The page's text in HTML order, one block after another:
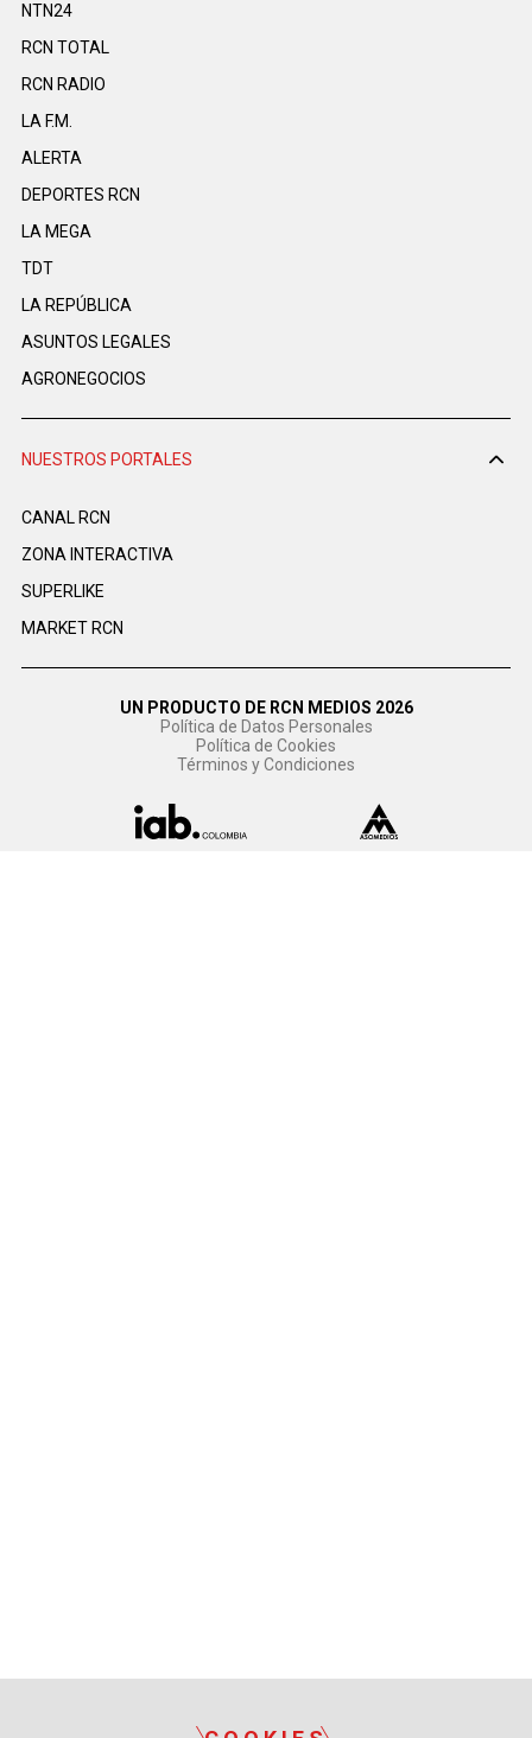
NTN24
RCN TOTAL
RCN RADIO
LA F.M.
ALERTA
DEPORTES RCN
LA MEGA
TDT
LA REPÚBLICA
ASUNTOS LEGALES
AGRONEGOCIOS
NUESTROS PORTALES
CANAL RCN
ZONA INTERACTIVA
SUPERLIKE
MARKET RCN
UN PRODUCTO DE RCN MEDIOS 2026
Política de Datos Personales
Política de Cookies
Términos y Condiciones